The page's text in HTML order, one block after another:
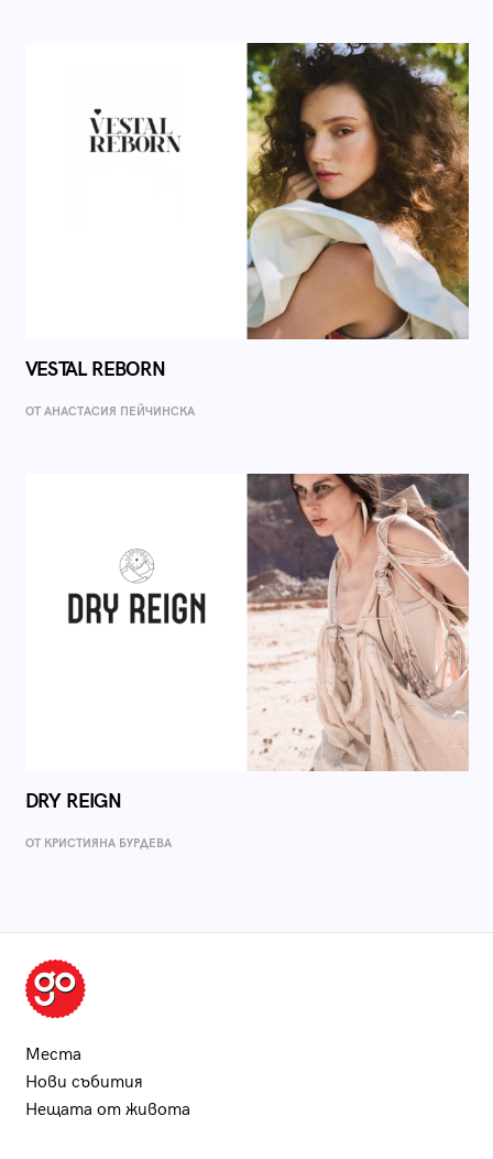
VESTAL REBORN
ОТ AНАСТАСИЯ ПЕЙЧИНСКА
DRY REIGN
ОТ КРИСТИЯНА БУРДЕВА
Места
Нови събития
Нещата от живота